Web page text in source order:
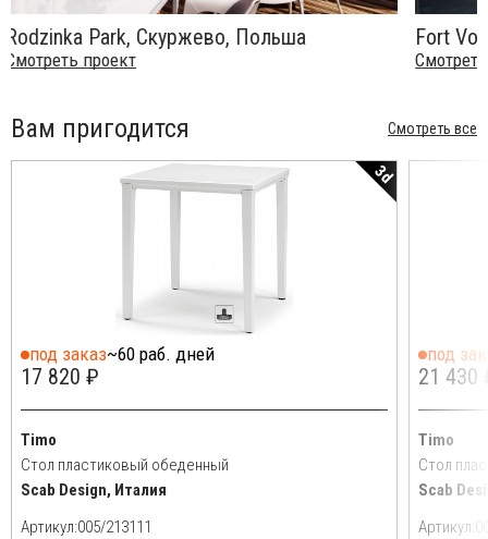
Rodzinka Park, Скуржево, Польша
Смотреть проект
Fort
Вам пригодится Смотреть все
3d
под заказ~60 раб. дней
17 820 ₽
Timo
Стол пластиковый обеденный
Scab Design, Италия
Артикул:
под
21 430
Timo
Стол
Scab
Артикул: